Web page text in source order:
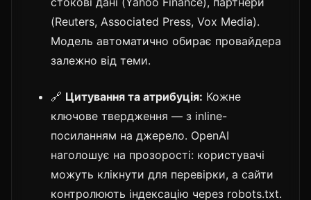
(Reuters, Associated Press, Vox Media).
Модель автоматично обирає провайдера
залежно від теми.
🔗 Цитування та атрибуція: Кожне
ключове твердження — з inline-
посиланням на джерело. OpenAI
наголошує на прозорості: користувачі
можуть клікнути для перевірки, а сайти
контролюють індексацію через robots.txt.